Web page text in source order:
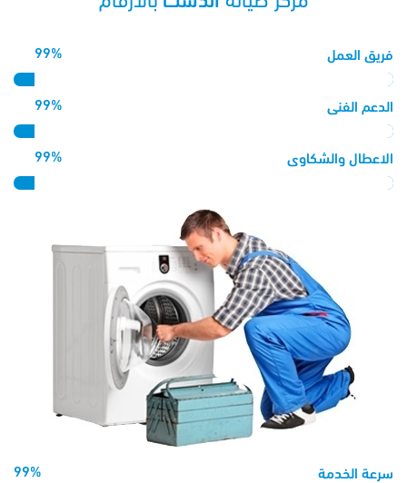
فريق العمل 99%
الدعم الفنى 99%
الاعطال والشكاوى 99%
سرعة الخدمة 99%